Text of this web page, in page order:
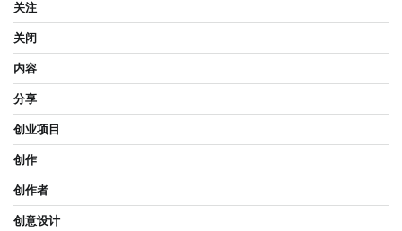
关注
关闭
内容
分享
创业项目
创作
创作者
创意设计